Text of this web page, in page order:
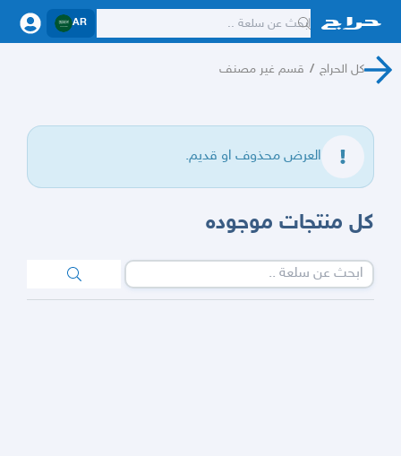
AR
كل الحراج / قسم غير مصنف
العرض محذوف او قديم.
كل منتجات موجوده